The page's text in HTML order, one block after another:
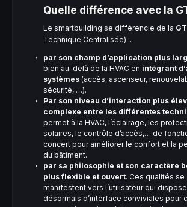
Quelle différence avec la
Le smartbuilding se différencie de la
Technique Centralisée) :.
par son champ d’application plus
bien au-delà de la HVAC en intégrant
systèmes (accès, ascenseur,
sécurité, …).
Par son niveau d’interaction plus
complexe entre les différentes
permet à la HVAC, l’éclairage, les
solaires, le contrôle d’accès,… de
concert pour améliorer le confort et la
du bâtiment.
par sa philosophie et son caractère
plus flexible et ouvert. Ces qualités se
manifestent vers l’utilisateur qui dispose
désormais d’interface conviviales pour